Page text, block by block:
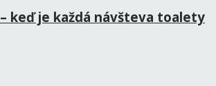
keď je každá návšteva toalety